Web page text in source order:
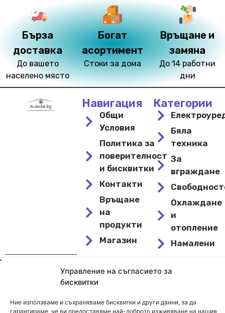
Управление на съгласието за
бисквитки
Ние използваме и съхраняваме бисквитки и други данни, за да
гарантираме, че ви предоставяме най-доброто изживяване на нашия
Бърза
доставка
До вашето
населено място
Богат
асортимент
Стоки за дома
Връщане и
замяна
До 14 работни
дни
Навигация
Общи
Условия
Политика за
поверителност
и бисквитки
Контакти
Връщане
на
продукти
Магазин
Категории
Бяла
техника
За
вграждане
Охлаждане
и
отопление
Намалени
© 2024 Avanta – Сайт отKirov Invest Group